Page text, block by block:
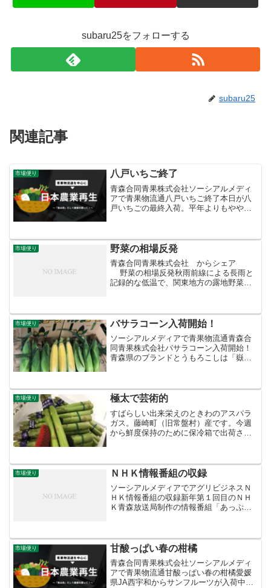
subaru25をフォローする
subaru25
関連記事
市場便り 八戸いちご終了
青森合同青果株式会社ソーシアルメディ
アで青果物流通八戸いちご終了本日が八
戸いちごの最終入荷。平年よりもやや早
まとめ買いして冷凍します...
市場便り 野菜の相場反発
青森合同青果株式会社 からシェア
野菜の相場反発秋雨前線による長雨と
記録的な低温で、関東地方の露地野菜の
り、低迷していた野菜の相場が反発。春
菊は鍋...
市場便り バサラコーン入荷開始！
ソーシアルメディアで青果物流通青森合
同青果株式会社バサラコーン入荷開始！
青森県のブランドとうもろこしは「嶽き
強まる人気商品です。甘...
市場便り 極太で芸術的
すばらしい出来栄えのときわのアスパラ
ガス。藤崎町（旧常盤村）産です。今週
から鮮度保持のために保冷箱で出荷され
市場便り ＮＨＫ情報番組の収録
ソーシアルメディアでアグリビジネスＮ
ＨＫ情報番組の収録新年第１回目のＮＨ
Ｋ青森放送局制作の情報番組「あっぷる
のは、これから旬を迎える青森県八戸市
産「いちご」と、肉厚...
市場便り 甘酸っぱい春の柑橘
青森合同青果株式会社ソーシアルメディ
アで青果物流通甘酸っぱい春の柑橘愛媛
県JA西宇和からサンフルーツが入荷中。